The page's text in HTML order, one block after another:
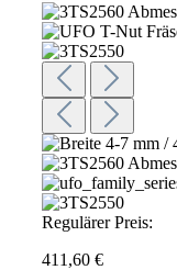
Regulärer Preis:
411,60 €